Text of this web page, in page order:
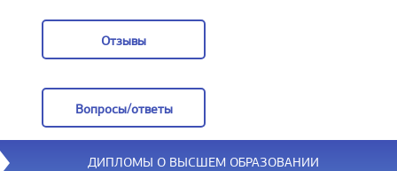
Отзывы
Вопросы/ответы
Вопросы/ответы
ДИПЛОМЫ О ВЫСШЕМ ОБРАЗОВАНИИ